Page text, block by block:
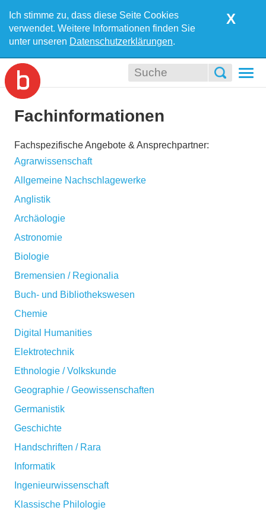
Ich stimme zu, dass diese Seite Cookies
verwendet. Weitere Informationen finden Sie
unter unseren Datenschutzerklärungen.
X
Fachinformationen
Fachspezifische Angebote & Ansprechpartner:
Agrarwissenschaft
Allgemeine Nachschlagewerke
Anglistik
Archäologie
Astronomie
Biologie
Bremensien / Regionalia
Buch- und Bibliothekswesen
Chemie
Digital Humanities
Elektrotechnik
Ethnologie / Volkskunde
Geographie / Geowissenschaften
Germanistik
Geschichte
Handschriften / Rara
Informatik
Ingenieurwissenschaft
Klassische Philologie